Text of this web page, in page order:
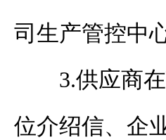
司生产管控中
3.供应商
位介绍信、企